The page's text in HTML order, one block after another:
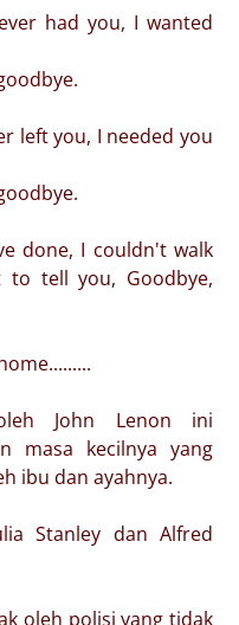
had you, I wanted
left you, I needed you
done, I couldn't walk
tell you, Goodbye,
John Lenon ini
masa kecilnya yang
ibu dan ayahnya.
Stanley dan Alfred
oleh polisi yang tidak